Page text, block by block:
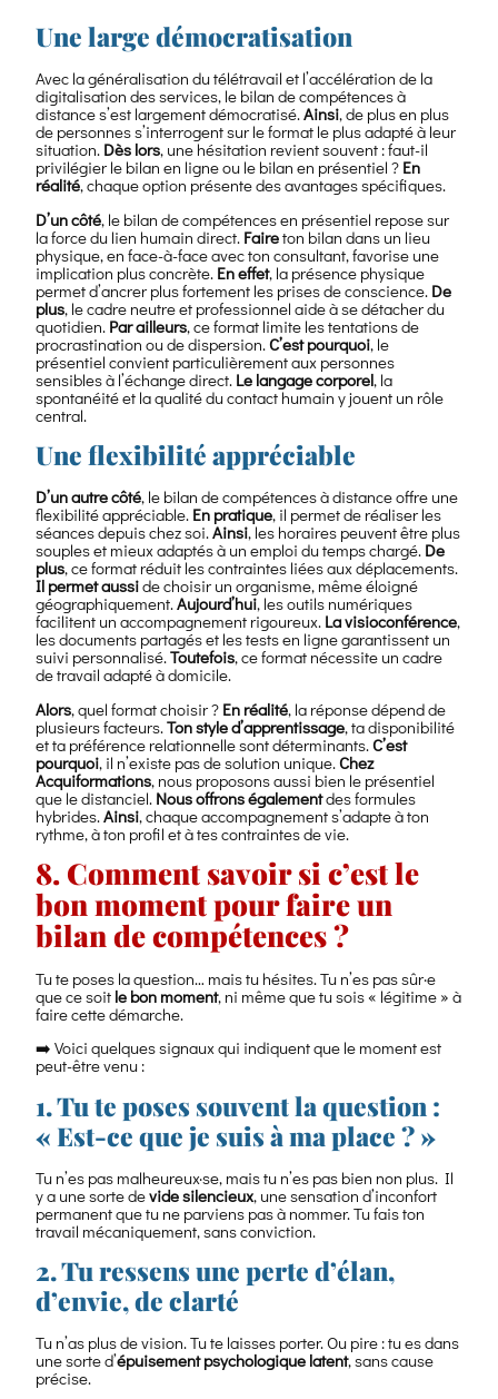
Une large démocratisation
Avec la généralisation du télétravail et l’accélération de la
digitalisation des services, le bilan de compétences à
distance s’est largement démocratisé.Ainsi, de plus en plus
de personnes s’interrogent sur le format le plus adapté à leur
situation. Dès lors, une hésitation revient souvent : faut-il
privilégier le bilan en ligne ou le bilan en présentiel ? En
réalité, chaque option présente des avantages spécifiques.
D’un côté, le bilan de compétences en présentiel repose sur
la force du lien humain direct. Faireton bilan dans un lieu
physique, en face-à-face avec ton consultant, favorise une
implication plus concrète. En effet, la présence physique
permet d’ancrer plus fortement les prises de conscience. De
plus, le cadre neutre et professionnel aide à se détacher du
quotidien. Par ailleurs, ce format limite les tentations de
procrastination ou de dispersion.C’est pourquoi, le
présentiel convient particulièrement aux personnes
sensibles à l’échange direct. Le langage corporel, la
spontanéité et la qualité du contact humain y jouent un rôle
central.
Une flexibilité appréciable
D’un autre côté, le bilan de compétences à distance offre une
flexibilité appréciable. En pratique, il permet de réaliser les
séances depuis chez soi.Ainsi, les horaires peuvent être plus
souples et mieux adaptés à un emploi du temps chargé. De
plus, ce format réduit les contraintes liées aux déplacements.
Il permet ausside choisir un organisme, même éloigné
géographiquement.Aujourd’hui, les outils numériques
facilitent un accompagnement rigoureux. La visioconférence,
les documents partagés et les tests en ligne garantissent un
suivi personnalisé.Toutefois, ce format nécessite un cadre
de travail adapté à domicile.
Alors, quel format choisir ? En réalité, la réponse dépend de
plusieurs facteurs.Ton style d’apprentissage, ta disponibilité
et ta préférence relationnelle sont déterminants.C’est
pourquoi, il n’existe pas de solution unique.Chez
Acquiformations, nous proposons aussi bien le présentiel
que le distanciel. Nous offrons égalementdes formules
hybrides.Ainsi, chaque accompagnement s’adapte à ton
rythme, à ton profil et à tes contraintes de vie.
8. Comment savoir si c’est le
bon moment pour faire un
bilan de compétences ?
Tu te poses la question… mais tu hésites. Tu n’es pas sûr·e
que ce soit le bon moment, ni même que tu sois « légitime » à
faire cette démarche.
➡️ Voici quelques signaux qui indiquent que le moment est
peut-être venu :
1. Tu te poses souvent la question :
« Est-ce que je suis à ma place ? »
Tu n’es pas malheureux·se, mais tu n’es pas bien non plus. Il
y a une sorte devide silencieux, une sensation d’inconfort
permanent que tu ne parviens pas à nommer. Tu fais ton
travail mécaniquement, sans conviction.
2. Tu ressens une perte d’élan,
d’envie, de clarté
Tu n’as plus de vision. Tu te laisses porter. Ou pire : tu es dans
une sorte d’épuisement psychologique latent, sans cause
précise.